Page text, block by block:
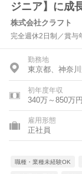
ジニア】に成
株式会社クラフト
完全週休2日制／賞与
勤務地
東京都、神奈
初年度年収
340万～850万円
雇用形態
正社員
職種・業種未経験OK